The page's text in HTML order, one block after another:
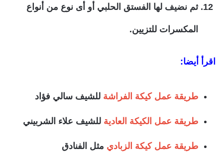
ثم نضيف لها الفستق الحلبي أو أى نوع من أنواع
المكسرات للتزيين.
اقرأ أيضا:
طريقة عمل كيكة الفراشة للشيف سالي فؤاد
طريقة عمل الكيكة العادية للشيف علاء الشربيني
طريقة عمل كيكة الزبادي مثل الفنادق